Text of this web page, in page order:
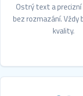
Ostrý text a
bez rozmazání.
kvality.